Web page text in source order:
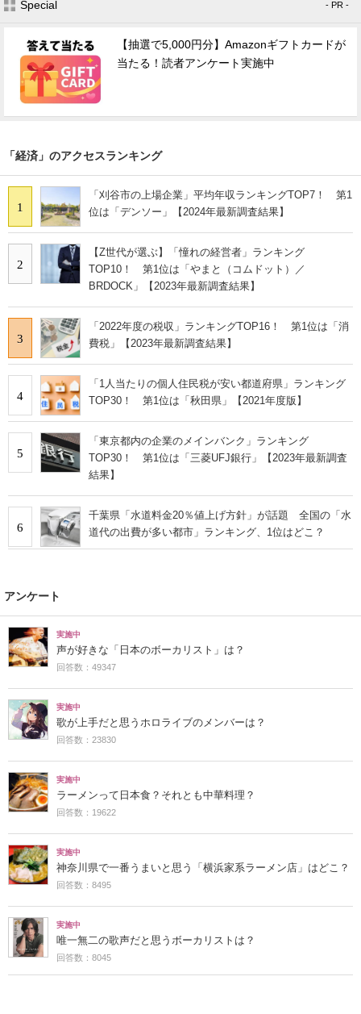
Special - PR -
【抽選で5,000円分】Amazonギフトカードが
当たる！読者アンケート実施中
「経済」のアクセスランキング
1
「刈谷市の上場企業」平均年収ランキングTOP7！ 第1
位は「デンソー」【2024年最新調査結果】
2
【Z世代が選ぶ】「憧れの経営者」ランキング
TOP10！ 第1位は「やまと（コムドット）／
BRDOCK」【2023年最新調査結果】
3
「2022年度の税収」ランキングTOP16！ 第1位は「消
費税」【2023年最新調査結果】
4
「1人当たりの個人住民税が安い都道府県」ランキング
TOP30！ 第1位は「秋田県」【2021年度版】
5
「東京都内の企業のメインバンク」ランキング
TOP30！ 第1位は「三菱UFJ銀行」【2023年最新調査
結果】
6
千葉県「水道料金20％値上げ方針」が話題 全国の「水
道代の出費が多い都市」ランキング、1位はどこ？
アンケート
実施中
声が好きな「日本のボーカリスト」は？
回答数：49347
実施中
歌が上手だと思うホロライブのメンバーは？
回答数：23830
実施中
ラーメンって日本食？それとも中華料理？
回答数：19622
実施中
神奈川県で一番うまいと思う「横浜家系ラーメン店」はどこ？
回答数：8495
実施中
唯一無二の歌声だと思うボーカリストは？
回答数：8045